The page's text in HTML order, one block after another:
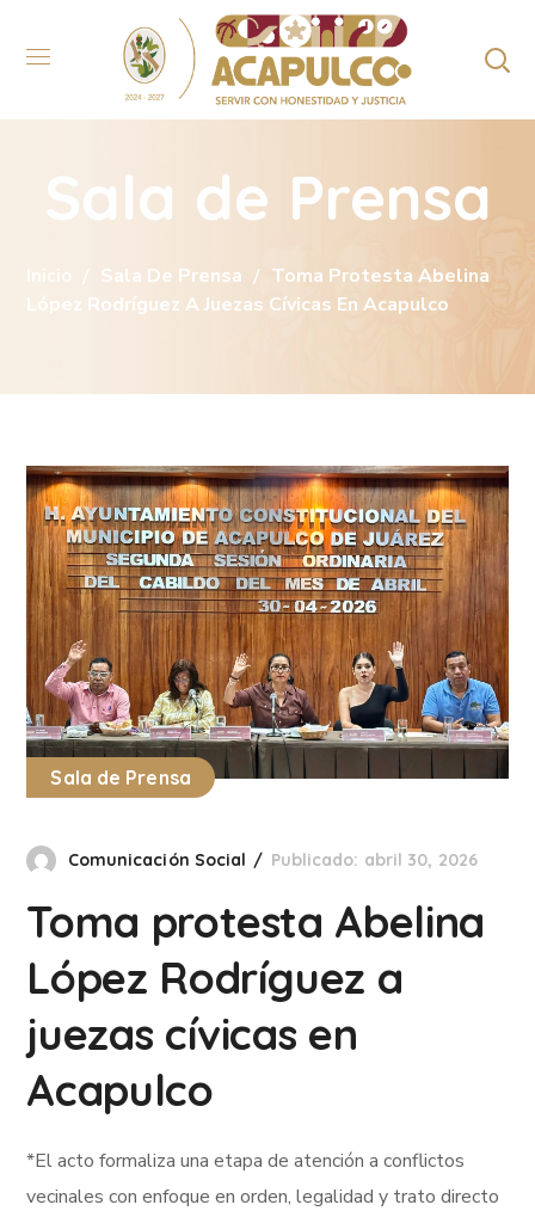
Sala de Prensa
Inicio Sala De Prensa
Toma Protesta Abelina
López Rodríguez A Juezas Cívicas En Acapulco
Sala de Prensa
Comunicación Social Publicado: abril 30, 2026
Toma protesta Abelina
López Rodríguez a
juezas cívicas en
Acapulco
*El acto formaliza una etapa de atención a conflictos
vecinales con enfoque en orden, legalidad y trato directo